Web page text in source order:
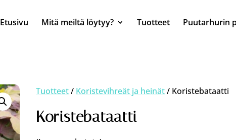
Etusivu Mitä meiltä löytyy? Tuotteet Puutarhurin
Tuotteet/ Koristevihreät ja heinät/ Koristebataatti
Koristebataatti